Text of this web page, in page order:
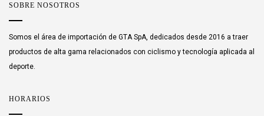
SOBRE NOSOTROS
Somos el área de importación de GTA SpA, dedicados desde 2016 a traer
productos de alta gama relacionados con ciclismo y tecnología aplicada al
deporte.
HORARIOS